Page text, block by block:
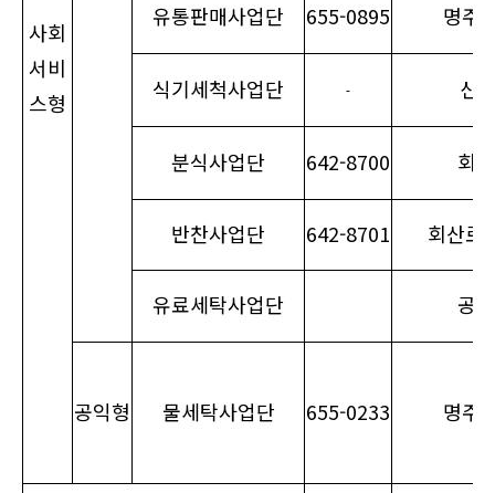
사회
서비
스형
유통판매사업단 655-0895 명주
식기세척사업단 - 신
분식사업단 642-8700 회
반찬사업단 642-8701 회산로
유료세탁사업단 공
공익형 물세탁사업단 655-0233 명주